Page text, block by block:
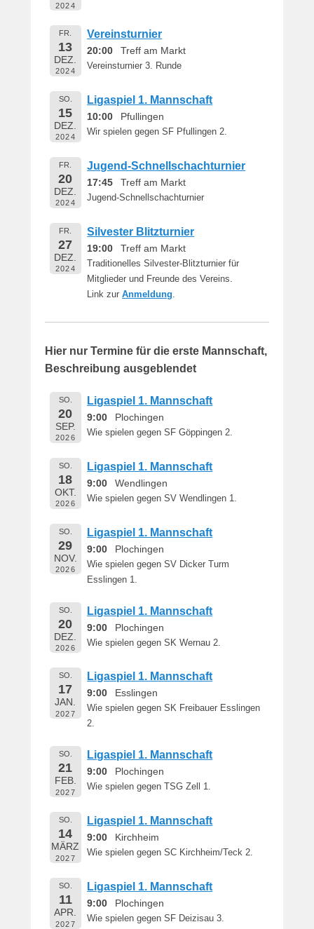
2024
FR.
13
DEZ.
2024
Vereinsturnier
20:00 Treff am Markt
Vereinsturnier 3. Runde
SO.
15
DEZ.
2024
Ligaspiel 1. Mannschaft
10:00 Pfullingen
Wir spielen gegen SF Pfullingen 2.
FR.
20
DEZ.
2024
Jugend-Schnellschachturnier
17:45 Treff am Markt
Jugend-Schnellschachturnier
FR.
27
DEZ.
2024
Silvester Blitzturnier
19:00 Treff am Markt
Traditionelles Silvester-Blitzturnier für
Mitglieder und Freunde des Vereins.
Link zurAnmeldung
Hier nur Termine für die erste Mannschaft,
Beschreibung ausgeblendet
SO.
20
SEP.
2026
Ligaspiel 1. Mannschaft
9:00 Plochingen
Wie spielen gegen SF Göppingen 2.
SO.
18
OKT.
2026
Ligaspiel 1. Mannschaft
9:00 Wendlingen
Wie spielen gegen SV Wendlingen 1.
SO.
29
NOV.
2026
Ligaspiel 1. Mannschaft
9:00 Plochingen
Wie spielen gegen SV Dicker Turm
Esslingen 1.
SO.
20
DEZ.
2026
Ligaspiel 1. Mannschaft
9:00 Plochingen
Wie spielen gegen SK Wernau 2.
SO.
17
JAN.
2027
Ligaspiel 1. Mannschaft
9:00 Esslingen
Wie spielen gegen SK Freibauer Esslingen
2.
SO.
21
FEB.
2027
Ligaspiel 1. Mannschaft
9:00 Plochingen
Wie spielen gegen TSG Zell 1.
SO.
14
MÄRZ
2027
Ligaspiel 1. Mannschaft
9:00 Kirchheim
Wie spielen gegen SC Kirchheim/Teck 2.
SO.
11
APR.
2027
Ligaspiel 1. Mannschaft
9:00 Plochingen
Wie spielen gegen SF Deizisau 3.